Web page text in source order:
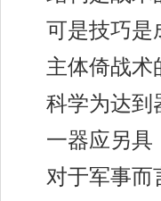
可是技巧是
主体倚战术
科学为达到
一器应另具
对于军事而